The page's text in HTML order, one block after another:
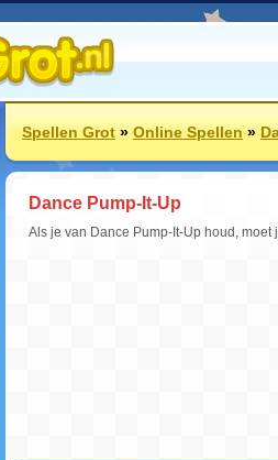
Spellen Grot»Online Spellen»
Dance Pump-It-Up
Als je van Dance Pump-It-Up houd,